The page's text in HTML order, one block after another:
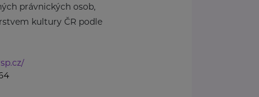
právnických osob,
kultury ČR podle